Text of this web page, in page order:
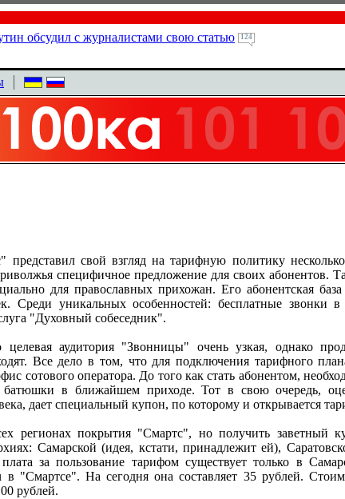
обсудил с журналистами свою статью 124
представил свой взгляд на тарифную политику
специфичное предложение для своих абонентов.
для православных прихожан. Его абонентская
Среди уникальных особенностей: бесплатные звонки
"Духовный собеседник".
аудитория "Звонницы" очень узкая, однако
Все дело в том, что для подключения тарифного
сотового оператора. До того как стать абонентом,
батюшки в ближайшем приходе. Тот в свою очередь,
дает специальный купон, по которому и открывается
регионах покрытия "Смартс", но получить заветный
Самарской (идея, кстати, принадлежит ей),
за пользование тарифом существует только в
в "Смартсе". На сегодня она составляет 35 рублей.
рублей.